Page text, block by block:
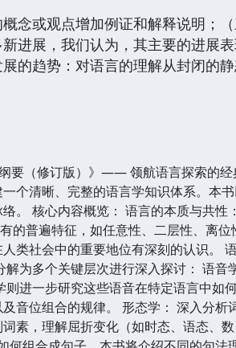
念或观点增加例证和解释说明；
进展，我们认为，其主要的进展
的趋势：对语言的理解从封闭的
要（修订版）》—— 领航语言探索的
个清晰、完整的语言学知识体系。本
。 核心内容概览： 语言的本质与共性
的普遍特征，如任意性、二层性、离位
类社会中的重要地位有深刻的认识。
为多个关键层次进行深入探讨： 语音
进一步研究这些语音在特定语言中如
音位组合的规律。 形态学： 深入分析
素，理解屈折变化（如时态、语态、